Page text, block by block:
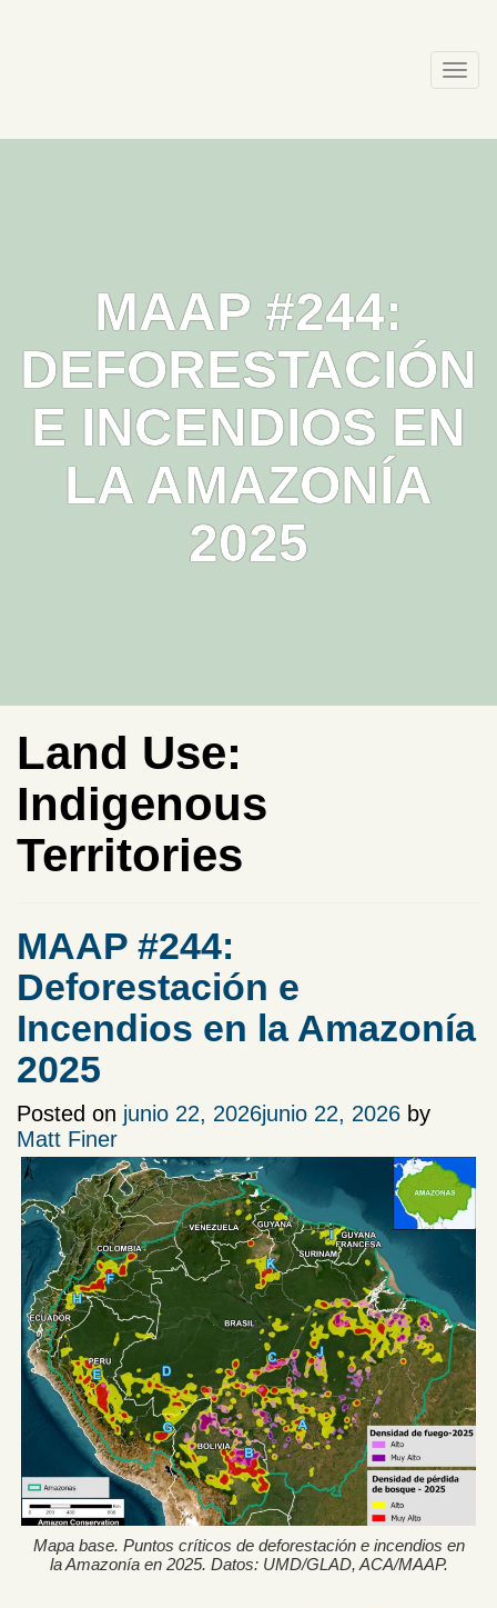
MAAP #244:
DEFORESTACIÓN
E INCENDIOS EN
LA AMAZONÍA
2025
Land Use:
Indigenous
Territories
MAAP #244:
Deforestación e
Incendios en la Amazonía
2025
Posted on junio 22, 2026junio 22, 2026 by
Matt Finer
Mapa base. Puntos críticos de deforestación e incendios en
la Amazonía en 2025. Datos: UMD/GLAD, ACA/MAAP.